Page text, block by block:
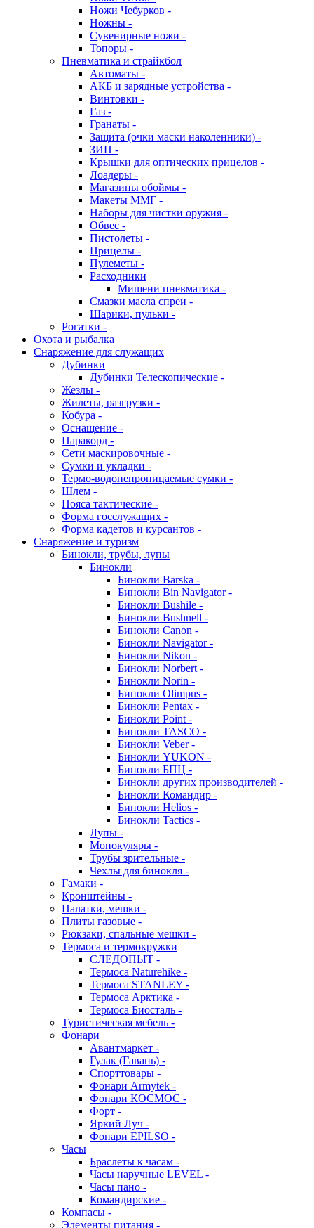
Ножи Чебурков -
Ножны -
Сувенирные ножи -
Топоры -
Пневматика и страйкбол
Автоматы -
АКБ и зарядные устройства -
Винтовки -
Газ -
Гранаты -
Защита (очки маски наколенники) -
ЗИП -
Крышки для оптических прицелов -
Лоадеры -
Магазины обоймы -
Макеты ММГ -
Наборы для чистки оружия -
Обвес -
Пистолеты -
Прицелы -
Пулеметы -
Расходники
Мишени пневматика -
Смазки масла спреи -
Шарики, пульки -
Рогатки -
Охота и рыбалка
Снаряжение для служащих
Дубинки
Дубинки Телескопические -
Жезлы -
Жилеты, разгрузки -
Кобура -
Оснащение -
Паракорд -
Сети маскировочные -
Сумки и укладки -
Термо-водонепроницаемые сумки -
Шлем -
Пояса тактические -
Форма госслужащих -
Форма кадетов и курсантов -
Снаряжение и туризм
Бинокли, трубы, лупы
Бинокли
Бинокли Barska -
Бинокли Bin Navigator -
Бинокли Bushile -
Бинокли Bushnell -
Бинокли Canon -
Бинокли Navigator -
Бинокли Nikon -
Бинокли Norbert -
Бинокли Norin -
Бинокли Olimpus -
Бинокли Pentax -
Бинокли Point -
Бинокли TASCO -
Бинокли Veber -
Бинокли YUKON -
Бинокли БПЦ -
Бинокли других производителей -
Бинокли Командир -
Бинокли Helios -
Бинокли Tactics -
Лупы -
Монокуляры -
Трубы зрительные -
Чехлы для бинокля -
Гамаки -
Кронштейны -
Палатки, мешки -
Плиты газовые -
Рюкзаки, спальные мешки -
Термоса и термокружки
СЛЕДОПЫТ -
Термоса Naturehike -
Термоса STANLEY -
Термоса Арктика -
Термоса Биосталь -
Туристическая мебель -
Фонари
Авантмаркет -
Гулак (Гавань) -
Спорттовары -
Фонари Armytek -
Фонари КОСМОС -
Форт -
Яркий Луч -
Фонари EPILSO -
Часы
Браслеты к часам -
Часы наручные LEVEL -
Часы пано -
Командирские -
Компасы -
Элементы питания -